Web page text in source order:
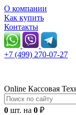
О компании
Как купить
Контакты
+7 (499) 270-07-27
Online Кассовая
0 шт. на 0 ₽